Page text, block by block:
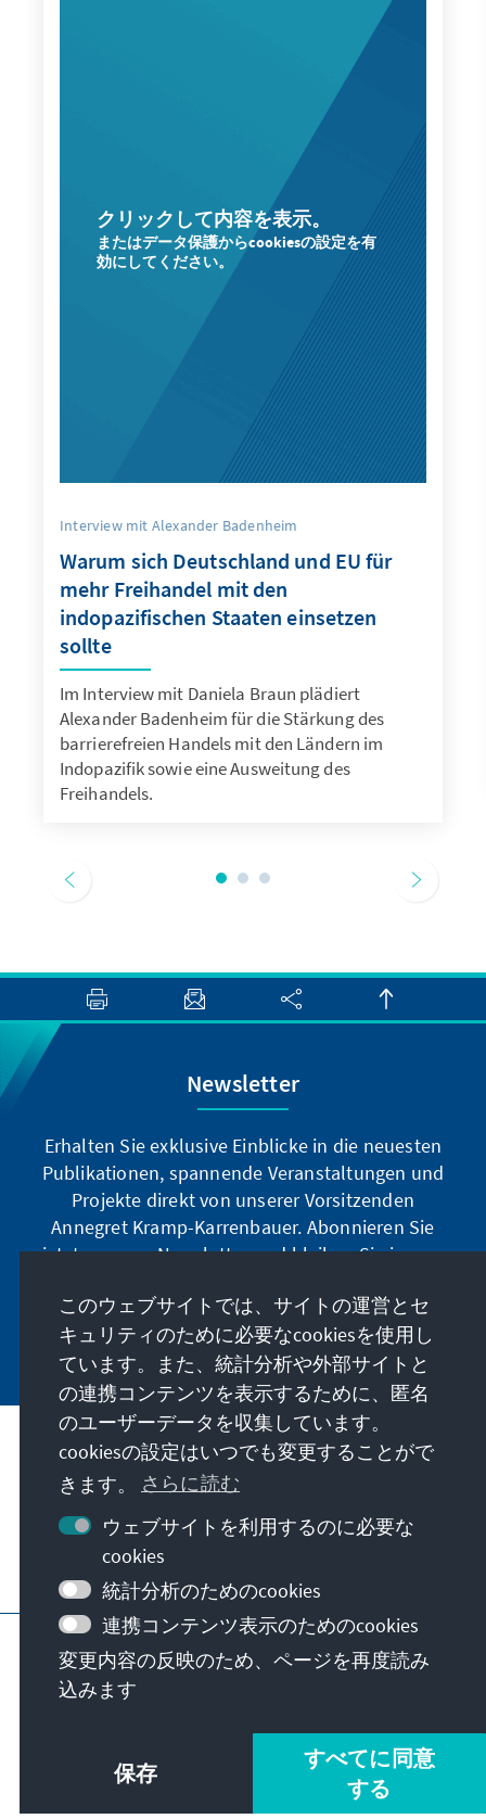
クリックして内容を表示。
またはデータ保護からcookiesの設定を有
効にしてください。
Interview mit Alexander Badenheim
Warum sich Deutschland und EU für
mehr Freihandel mit den
indopazifischen Staaten einsetzen
sollte
Im Interview mit Daniela Braun plädiert
Alexander Badenheim für die Stärkung des
barrierefreien Handels mit den Ländern im
Indopazifik sowie eine Ausweitung des
Freihandels.
Newsletter
Erhalten Sie exklusive Einblicke in die neuesten
Publikationen, spannende Veranstaltungen und
Projekte direkt von unserer Vorsitzenden
Annegret Kramp-Karrenbauer. Abonnieren Sie
jetzt unseren Newsletter und bleiben Sie immer
Jetzt abonnieren
私たちのミッション
お問い合わせ
こちらもご覧ください
当サイトについて
プライバシーポリシー
利用規約
Erklärung zur Barrierefreiheit
Barriere melden
© Konrad-Adenauer-Stiftung e.V. 2026
このウェブサイトでは、サイトの運営とセ
キュリティのために必要なcookiesを使用し
ています。また、統計分析や外部サイトと
の連携コンテンツを表示するために、匿名
のユーザーデータを収集しています。
cookiesの設定はいつでも変更することがで
きます。 さらに読む
ウェブサイトを利用するのに必要な
cookies
統計分析のためのcookies
連携コンテンツ表示のためのcookies
変更内容の反映のため、ページを再度読み
込みます
保存
すべてに同意
する